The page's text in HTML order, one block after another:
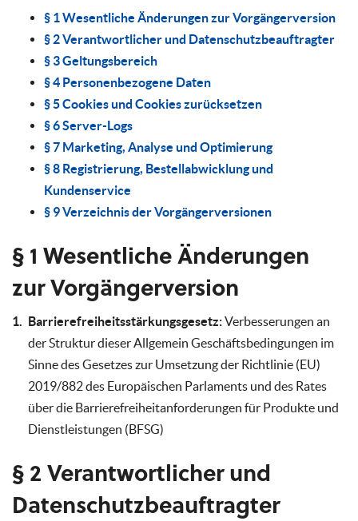
§ 1 Wesentliche Änderungen zur Vorgängerversion
§ 2 Verantwortlicher und Datenschutzbeauftragter
§ 3 Geltungsbereich
§ 4 Personenbezogene Daten
§ 5 Cookies und Cookies zurücksetzen
§ 6 Server-Logs
§ 7 Marketing, Analyse und Optimierung
§ 8 Registrierung, Bestellabwicklung und
Kundenservice
§ 9 Verzeichnis der Vorgängerversionen
§ 1 Wesentliche Änderungen
zur Vorgängerversion
Barrierefreiheitsstärkungsgesetz:Verbesserungen an
der Struktur dieser Allgemein Geschäftsbedingungen im
Sinne des Gesetzes zur Umsetzung der Richtlinie (EU)
2019/882 des Europäischen Parlaments und des Rates
über die Barrierefreiheitanforderungen für Produkte und
Dienstleistungen (BFSG)
§ 2 Verantwortlicher und
Datenschutzbeauftragter